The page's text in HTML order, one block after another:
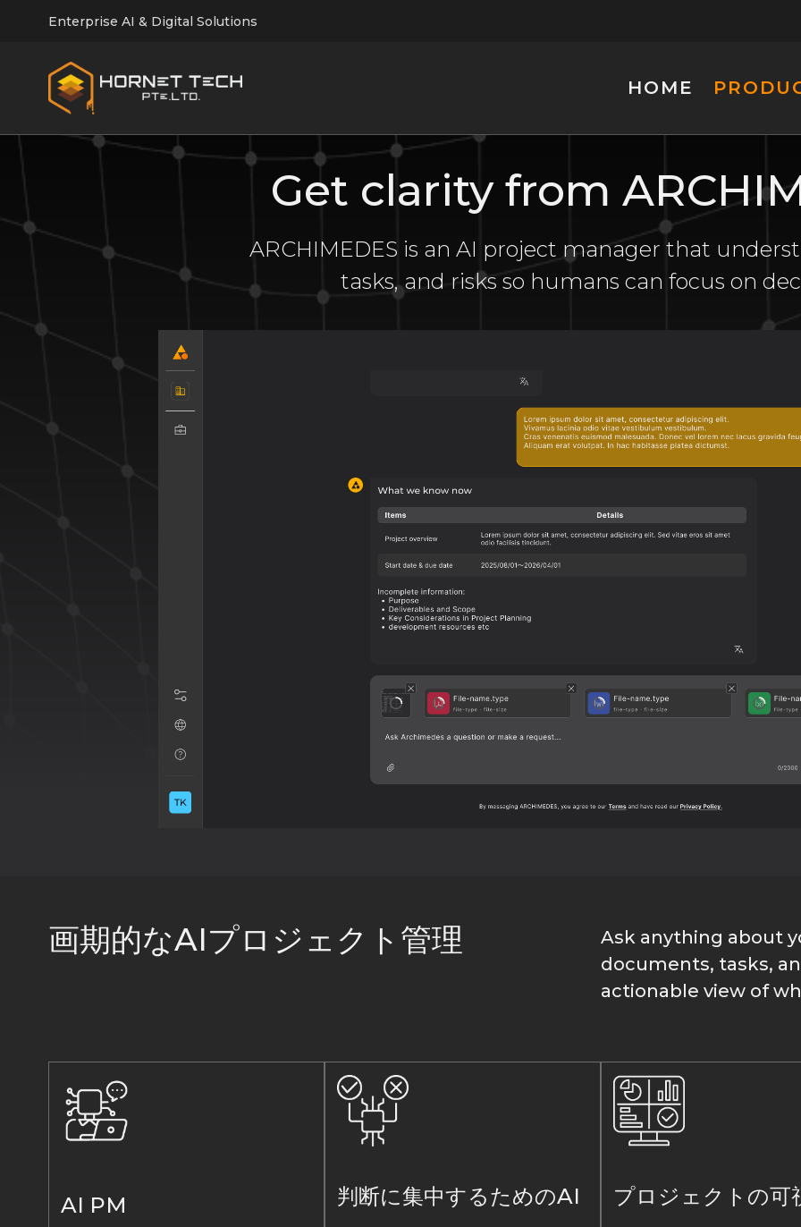
Enterprise AI & Digital Solutions
HOME
Get clarity from
ARCHIMEDES is an AI project manager that
tasks, and risks so humans can focus on
画期的なAIプロジェクト管理
Ask anything about
documents, tasks,
actionable view of
AI PM 判断に集中するためのAI プロジェクトの可